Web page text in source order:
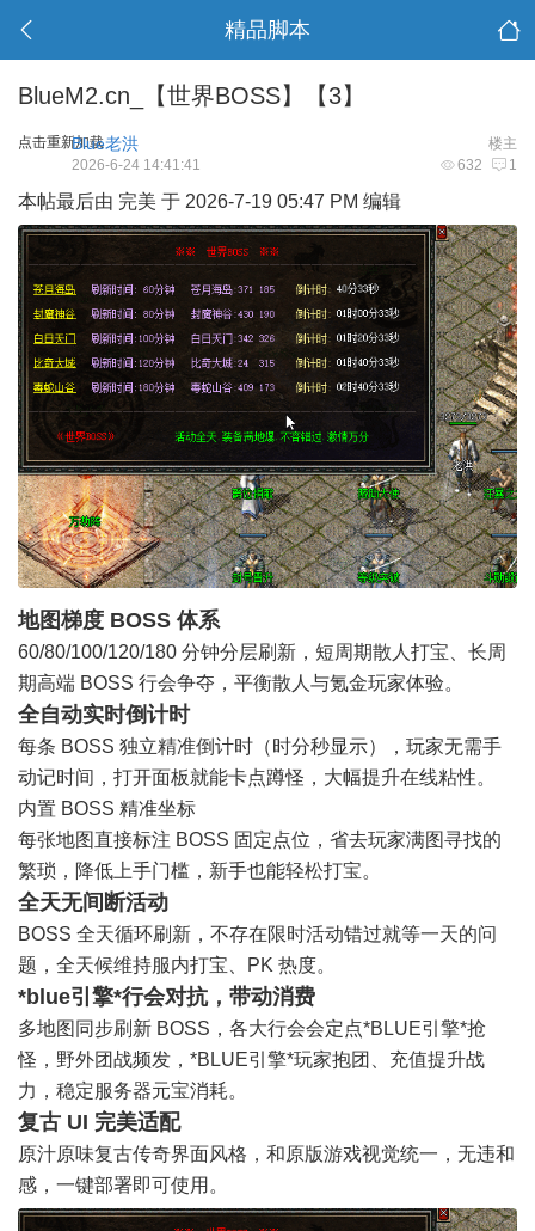
精品脚本
BlueM2.cn_【世界BOSS】【3】
点击重新加载 楼主
Blue老洪
632 1
2026-6-24 14:41:41
本帖最后由 完美 于 2026-7-19 05:47 PM 编辑
地图梯度 BOSS 体系
60/80/100/120/180 分钟分层刷新，短周期散人打宝、长周
期高端 BOSS 行会争夺，平衡散人与氪金玩家体验。
全自动实时倒计时
每条 BOSS 独立精准倒计时（时分秒显示），玩家无需手
动记时间，打开面板就能卡点蹲怪，大幅提升在线粘性。
内置 BOSS 精准坐标
每张地图直接标注 BOSS 固定点位，省去玩家满图寻找的
繁琐，降低上手门槛，新手也能轻松打宝。
全天无间断活动
BOSS 全天循环刷新，不存在限时活动错过就等一天的问
题 ，全天候维持服内打宝、PK 热度。
*blue引擎*行会对抗，带动消费
多地图同步刷新 BOSS，各大行会会定点*BLUE引擎*抢
怪，野外团战频发，*BLUE引擎*玩家抱团、 充值提升战
力，稳定服务器元宝消耗。
复古 UI 完美适配
原汁原味复古传奇界面风格，和原版游戏视觉统一，无违和
感，一键部署即可使用。